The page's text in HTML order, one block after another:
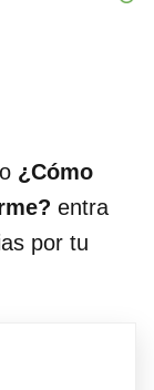
¿Cómo
entra
por tu